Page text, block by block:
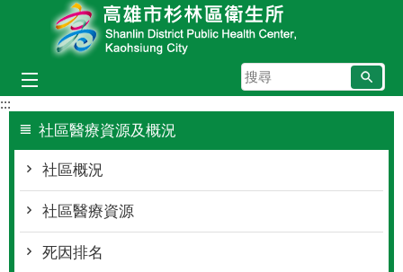
跳到主要內容區塊
搜
尋
:::
社區醫療資源及概況
社區概況
社區醫療資源
死因排名